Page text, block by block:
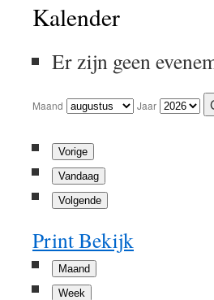
Kalender
Er zijn geen
Maand Jaar
Vorige
Vandaag
Volgende
PrintBekijk
Maand
Week